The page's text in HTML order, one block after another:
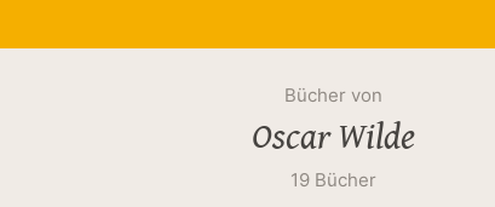
Bücher von
Oscar Wilde
19 Bücher